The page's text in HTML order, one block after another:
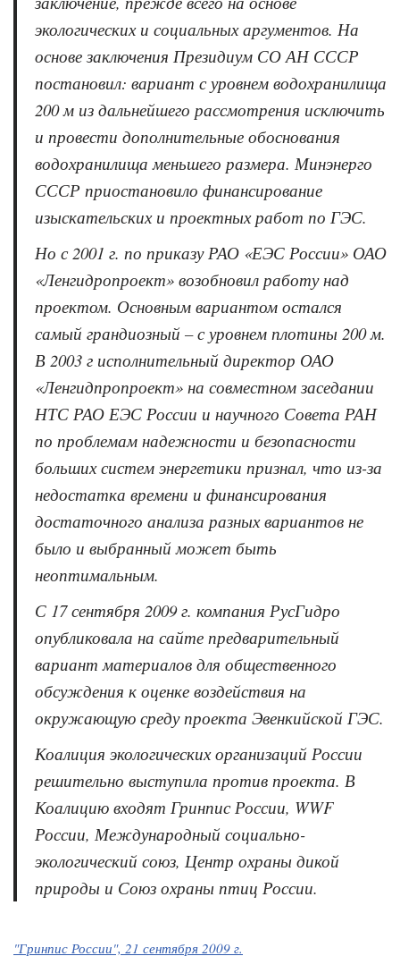
экологических и социальных аргументов. На
основе заключения Президиум СО АН СССР
постановил: вариант с уровнем водохранилища
200 м из дальнейшего рассмотрения исключить
и провести дополнительные обоснования
водохранилища меньшего размера. Минэнерго
СССР приостановило финансирование
изыскательских и проектных работ по ГЭС.
Но с 2001 г. по приказу РАО «ЕЭС России» ОАО
«Ленгидропроект» возобновил работу над
проектом. Основным вариантом остался
самый грандиозный – с уровнем плотины 200 м.
В 2003 г исполнительный директор ОАО
«Ленгидпропроект» на совместном заседании
НТС РАО ЕЭС России и научного Совета РАН
по проблемам надежности и безопасности
больших систем энергетики признал, что из-за
недостатка времени и финансирования
достаточного анализа разных вариантов не
было и выбранный может быть
неоптимальным.
С 17 сентября 2009 г. компания РусГидро
опубликовала на сайте предварительный
вариант материалов для общественного
обсуждения к оценке воздействия на
окружающую среду проекта Эвенкийской ГЭС.
Коалиция экологических организаций России
решительно выступила против проекта. В
Коалицию входят Гринпис России, WWF
России, Международный социально-
экологический союз, Центр охраны дикой
природы и Союз охраны птиц России.
"Гринпис России", 21 сентября 2009 г.